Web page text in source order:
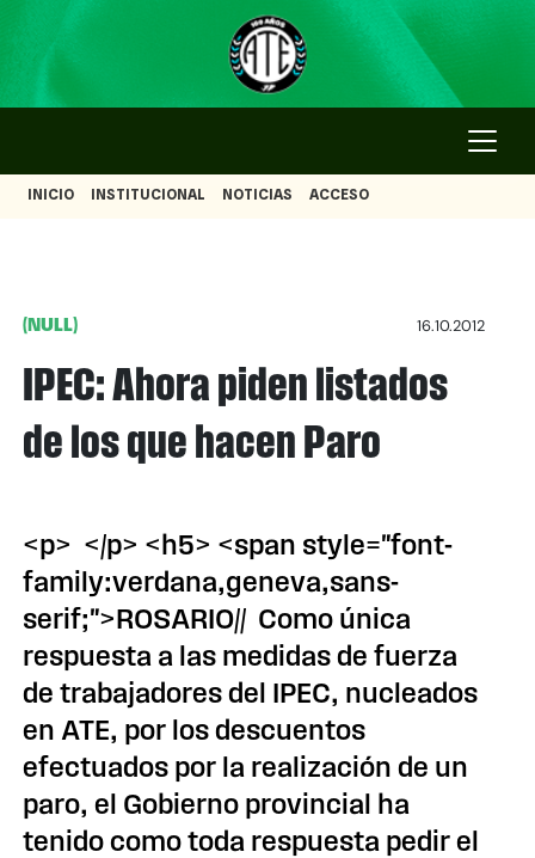
INICIO INSTITUCIONAL NOTICIAS ACCESO
(NULL) 16.10.2012
IPEC: Ahora piden listados
de los que hacen Paro
<p> </p> <h5> <span style="font-
family:verdana,geneva,sans-
serif;">ROSARIO// Como única
respuesta a las medidas de fuerza
de trabajadores del IPEC, nucleados
en ATE, por los descuentos
efectuados por la realización de un
paro, el Gobierno provincial ha
tenido como toda respuesta pedir el